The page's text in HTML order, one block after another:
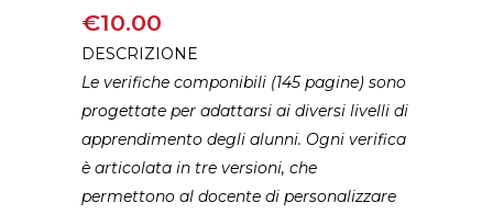
€10.00
DESCRIZIONE
Le verifiche componibili (145 pagine) sono
progettate per adattarsi ai diversi livelli di
apprendimento degli alunni. Ogni verifica
è articolata in tre versioni, che
permettono al docente di personalizzare